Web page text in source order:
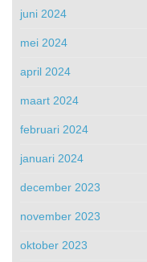
juni 2024
mei 2024
april 2024
maart 2024
februari 2024
januari 2024
december 2023
november 2023
oktober 2023